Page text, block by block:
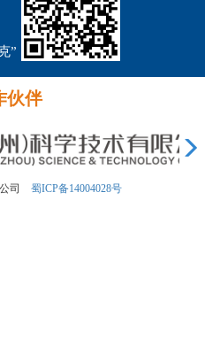
”
伙伴
公司 蜀ICP备14004028号